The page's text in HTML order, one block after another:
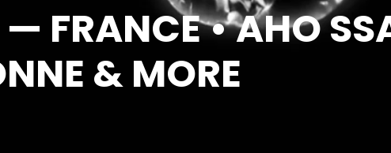
FRANCE • AHO
& MORE